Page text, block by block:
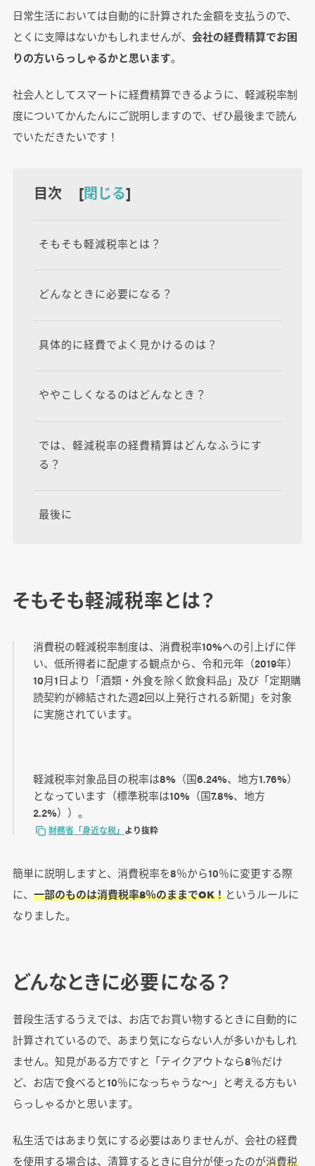
日常生活においては自動的に計算された金額を支払うので、
とくに支障はないかもしれませんが、 会社の経費精算でお困
りの方いらっしゃるかと思います。
社会人としてスマートに経費精算できるように、軽減税率制
度についてかんたんにご説明しますので、ぜひ最後まで読ん
でいただきたいです！
目次 [閉じる]
そもそも軽減税率とは？
どんなときに必要になる？
具体的に経費でよく見かけるのは？
ややこしくなるのはどんなとき？
では、軽減税率の経費精算はどんなふうにす
る？
最後に
そもそも軽減税率とは？
消費税の軽減税率制度は、消費税率10%への引上げに伴
い、低所得者に配慮する観点から、令和元年（2019年）
10月1日より「酒類・外食を除く飲食料品」及び「定期購
読契約が締結された週2回以上発行される新聞」を対象
に実施されています。
軽減税率対象品目の税率は8%（国6.24%、地方1.76%）
となっています（標準税率は10%（国7.8%、地方
2.2%））。
財務省「身近な税」 より抜粋
簡単に説明しますと、消費税率を8％から10％に変更する際
に、 一部のものは消費税率8％のままでOK！というルールに
なりました。
どんなときに必要になる？
普段生活するうえでは、お店でお買い物するときに自動的に
計算されているので、あまり気にならない人が多いかもしれ
ません。知見がある方ですと「テイクアウトなら8％だけ
ど、お店で食べると10％になっちゃうな～」と考える方もい
らっしゃるかと思います。
私生活ではあまり気にする必要はありませんが、会社の経費
を使用する場合は、清算するときに自分が使ったのが消費税